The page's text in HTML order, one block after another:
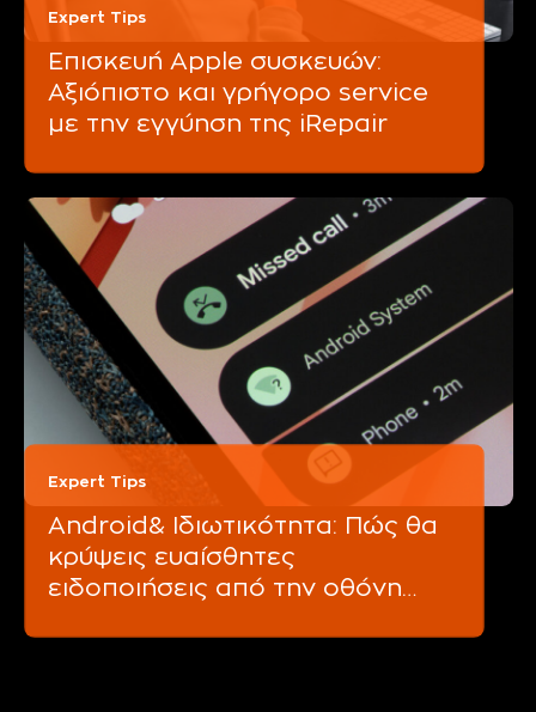
Expert Tips
Επισκευή Apple συσκευών:
Αξιόπιστο και γρήγορο service
με την εγγύηση της iRepair
Expert Tips
Android& Ιδιωτικότητα: Πώς θα
κρύψεις ευαίσθητες
ειδοποιήσεις από την οθόνη